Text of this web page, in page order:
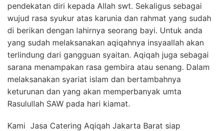
pendekatan diri kepada Allah swt. Sekaligus sebagai
wujud rasa syukur atas karunia dan rahmat yang sudah
di berikan dengan lahirnya seorang bayi. Untuk anda
yang sudah melaksanakan aqiqahnya insyaallah akan
terlindung dari gangguan syaitan. Aqiqah juga sebagai
sarana menampakan rasa gembira atau senang. Dalam
melaksanakan syariat islam dan bertambahnya
keturunan dan yang akan memperbanyak umta
Rasulullah SAW pada hari kiamat.
Kami Jasa Catering Aqiqah Jakarta Barat siap